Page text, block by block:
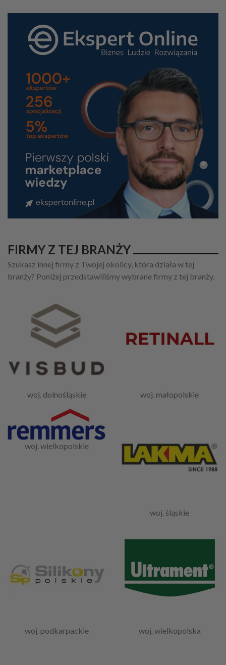
FIRMY Z TEJ BRANŻY
Szukasz innej firmy z Twojej okolicy, która działa w tej
branży? Poniżej przedstawiliśmy wybrane firmy z tej branży.
woj. dolnośląskie woj. małopolskie
woj. wielkopolskie
woj. śląskie
woj. podkarpackie woj. wielkopolska